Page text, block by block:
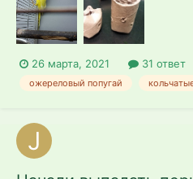
Чтобы хоть чуть активность
рассказывать ?. Такс, прис...
26 марта, 2021 31 ответ
ожереловый попугай